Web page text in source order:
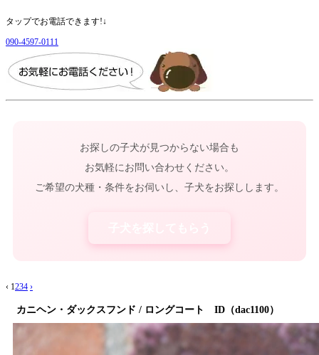
タップでお電話できます!↓
090-4597-0111
お探しの子犬が見つからない場合も
お気軽にお問い合わせください。
ご希望の犬種・条件をお伺いし、子犬をお探しします。
‹ 1234 ›
カニヘン・ダックスフンド / ロングコート ID（dac1100）